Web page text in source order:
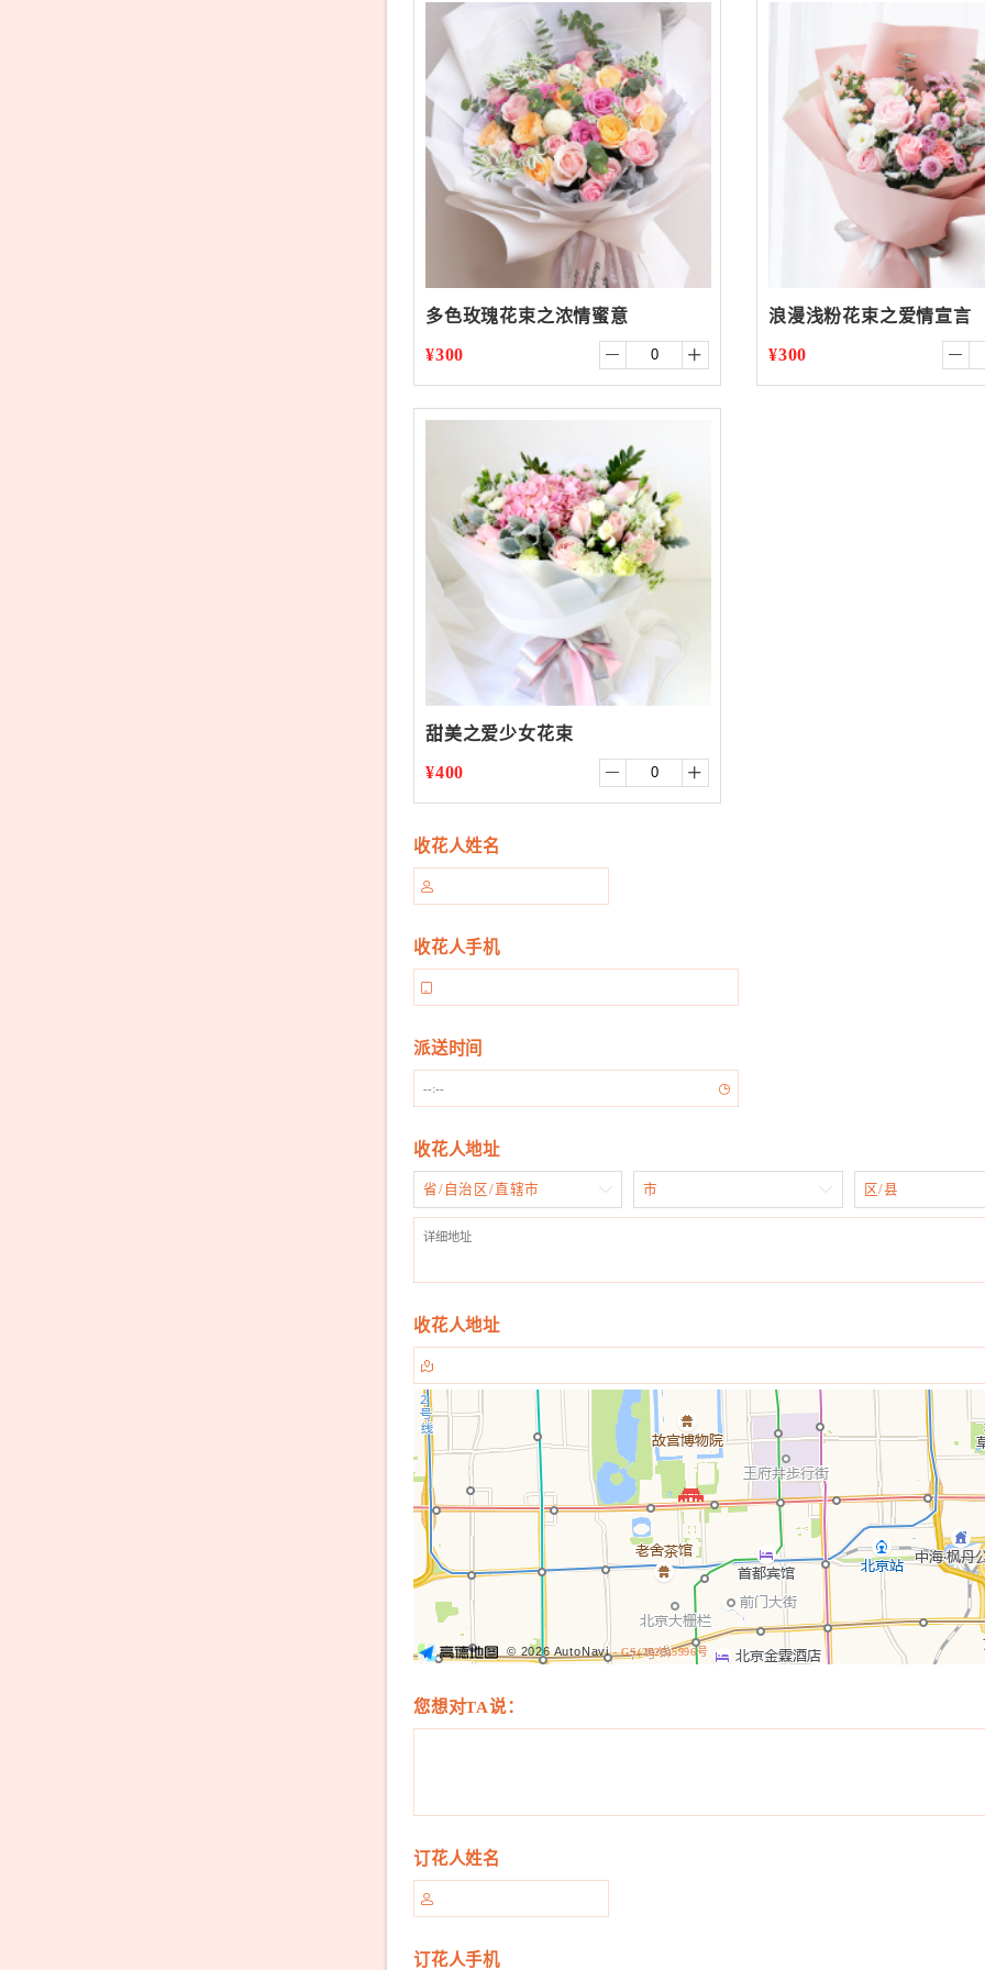
多色玫瑰花束之浓情蜜意
¥300  
浪漫浅粉花束之爱情宣言
¥300 
甜美之爱少女花束
¥400  
收花人姓名

收花人手机

派送时间

收花人地址
省/自治区/直辖市  市  区/县
收花人地址

© 2026 AutoNavi- GS(2025)5996号
您想对TA说：
订花人姓名

订花人手机